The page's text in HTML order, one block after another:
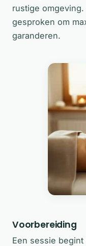
rustige
gesproken om
garanderen.
Voorbereiding
Een sessie